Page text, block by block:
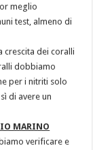
meglio
test, almeno di
crescita dei coralli
dobbiamo
per i nitriti solo
di avere un
MARINO
verificare e